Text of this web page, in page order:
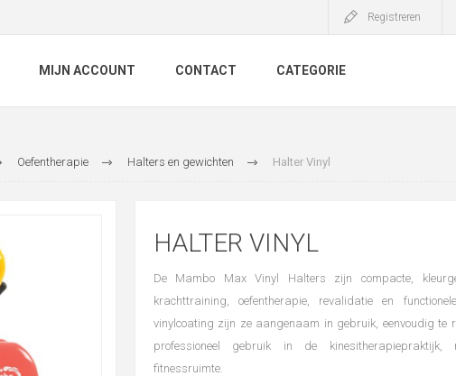
Registreren
MIJN ACCOUNT CONTACT CATEGORIE
Oefentherapie Halters en gewichten Halter Vinyl
HALTER VINYL
De Mambo Max Vinyl Halters zijn compacte,
krachttraining, oefentherapie, revalidatie en
vinylcoating zijn ze aangenaam in gebruik, eenvoudig te
professioneel gebruik in de kinesitherapiepraktijk,
fitnessruimte.